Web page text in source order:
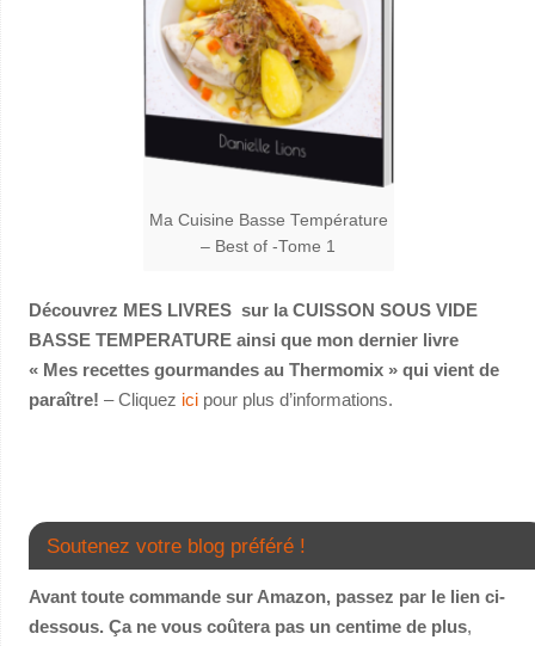
Ma Cuisine Basse Température
– Best of -Tome 1
Découvrez MES LIVRES sur la CUISSON SOUS VIDE
BASSE TEMPERATURE ainsi que mon dernier livre
« Mes recettes gourmandes au Thermomix » qui vient de
paraître! – Cliquez icipour plus d’informations.
Soutenez votre blog préféré !
Avant toute commande sur Amazon, passez par le lien ci-
dessous. Ça ne vous coûtera pas un centime de plus,